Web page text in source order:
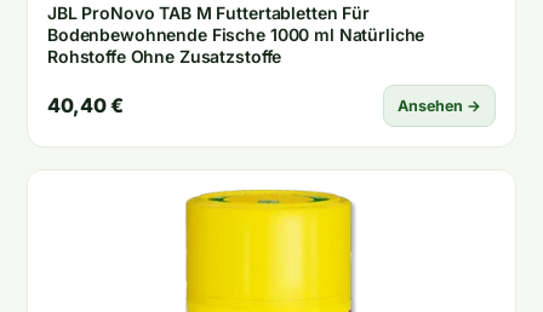
JBL ProNovo TAB M Futtertabletten Für
Bodenbewohnende Fische 1000 ml Natürliche
Rohstoffe Ohne Zusatzstoffe
40,40 € Ansehen →